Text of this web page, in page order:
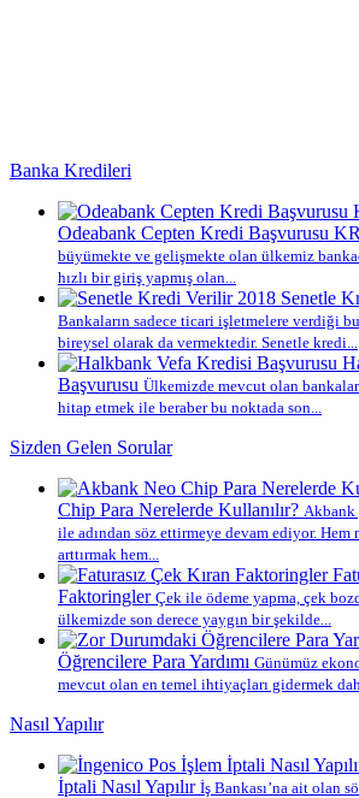
Banka Kredileri
Odeabank Cepten Kredi Başvurusu
büyümekte ve gelişmekte olan ülkemiz
hızlı bir giriş yapmış olan...
Senetle
Bankaların sadece ticari işletmelere verdiği
bireysel olarak da vermektedir. Senetle kredi...
Başvurusu Ülkemizde mevcut olan
hitap etmek ile beraber bu noktada son...
Sizden Gelen Sorular
Chip Para Nerelerde Kullanılır? Akbank
ile adından söz ettirmeye devam ediyor.
arttırmak hem...
Faktoringler Çek ile ödeme yapma, çek
ülkemizde son derece yaygın bir şekilde...
Öğrencilere Para Yardımı Günümüz
mevcut olan en temel ihtiyaçları gidermek
Nasıl Yapılır
İptali Nasıl Yapılır İş Bankası’na ait olan